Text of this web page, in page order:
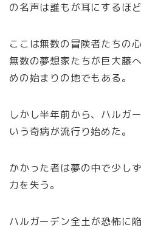
の名声は誰もが耳にするほど
ここは無数の冒険者たちの
無数の夢想家たちが巨大藤
めの始まりの地でもある。
しかし半年前から、ハルガ
いう奇病が流行り始めた。
かかった者は夢の中で少し
力を失う。
ハルガーデン全土が恐怖に陥